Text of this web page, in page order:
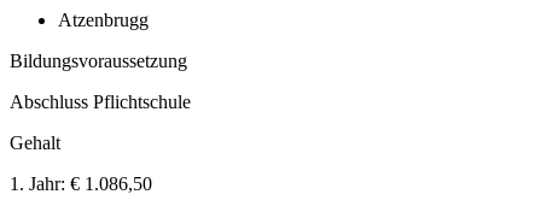
Atzenbrugg
Bildungsvoraussetzung
Abschluss Pflichtschule
Gehalt
1. Jahr: € 1.086,50